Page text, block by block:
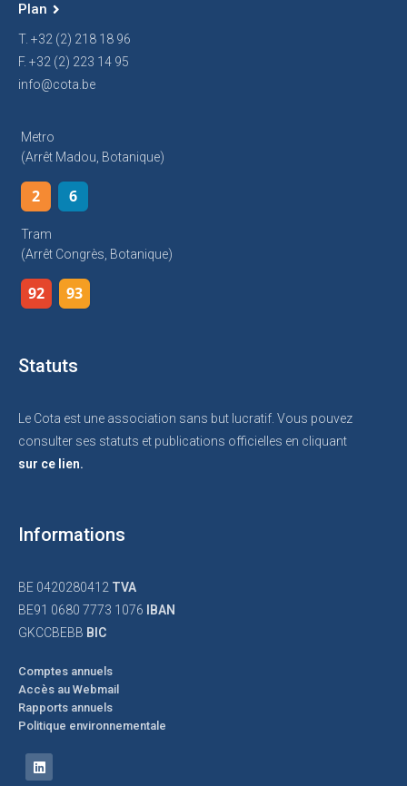
Plan
T. +32 (2) 218 18 96
F. +32 (2) 223 14 95
info@cota.be
Metro
(arrêt Madou, Botanique)
2 6
Tram
(arrêt Congrès, Botanique)
92 93
Statuts
Le Cota est une association sans but lucratif. Vous pouvez
consulter ses statuts et publications officielles en cliquant
sur ce lien.
Informations
BE 0420280412 TVA
BE91 0680 7773 1076
IBAN
GKCCBEBB BIC
Comptes annuels
Accès au Webmail
Rapports annuels
Politique environnementale